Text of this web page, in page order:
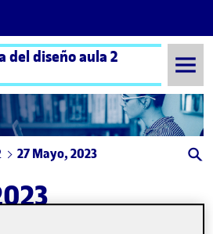
del diseño aula 2
27 Mayo, 2023